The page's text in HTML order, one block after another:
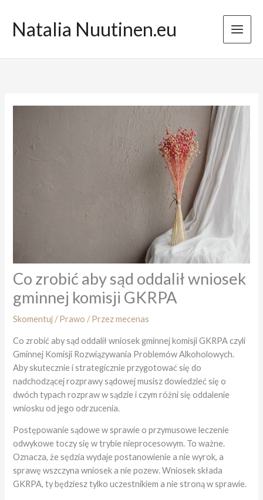
treściNatalia Nuutinen.eu
Co zrobić aby sąd oddalił wniosek
gminnej komisji GKRPA
Skomentuj /Prawo / Przezmecenas
Co zrobić aby sąd oddalił wniosek gminnej komisji GKRPA czyli
Gminnej Komisji Rozwiązywania Problemów Alkoholowych.
Aby skutecznie i strategicznie przygotować się do
nadchodzącej rozprawy sądowej musisz dowiedzieć się o
dwóch typach rozpraw w sądzie i czym różni się oddalenie
wniosku od jego odrzucenia.
Postępowanie sądowe w sprawie o przymusowe leczenie
odwykowe toczy się w trybie nieprocesowym. To ważne.
Oznacza, że sędzia wydaje postanowienie a nie wyrok, a
sprawę wszczyna wniosek a nie pozew. Wniosek składa
GKRPA, ty będziesz tylko uczestnikiem a nie stroną w sprawie.